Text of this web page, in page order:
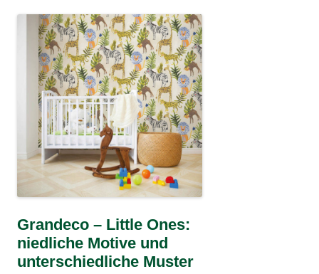
Grandeco – Little Ones:
niedliche Motive und
unterschiedliche Muster